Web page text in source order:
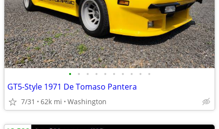
• • • • • • • • • •
GT5-Style 1971 De Tomaso Pantera
7/31 62k mi Washington